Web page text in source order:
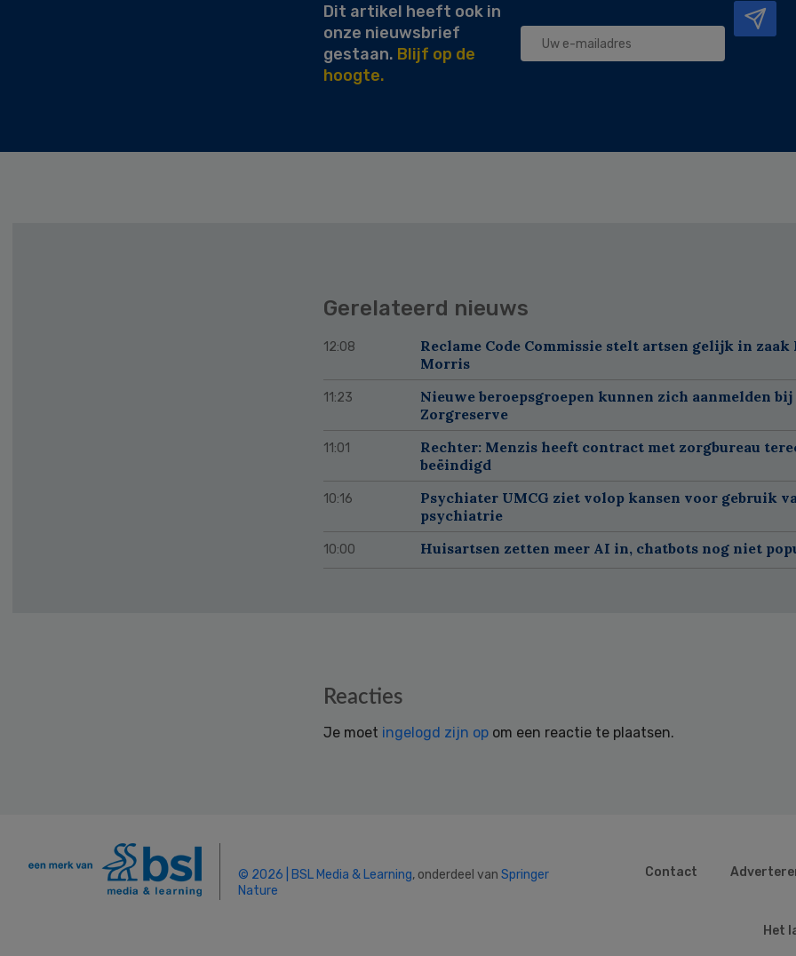
Dit artikel heeft ook in
onze nieuwsbrief
gestaan. Blijf op de
hoogte.
Gerelateerd nieuws
12:08
Reclame Code Commissie stelt artsen gelijk in
Morris
11:23
Nieuwe beroepsgroepen kunnen zich aanmelden
Zorgreserve
11:01
Rechter: Menzis heeft contract met zorgbureau
beëindigd
10:16
Psychiater UMCG ziet volop kansen voor gebruik
psychiatrie
10:00 Huisartsen zetten meer AI in, chatbots nog niet
Reacties
Je moet ingelogd zijn op om een reactie te plaatsen.
© 2026 | BSL Media & Learning, onderdeel van Springer
Nature
Contact
Het